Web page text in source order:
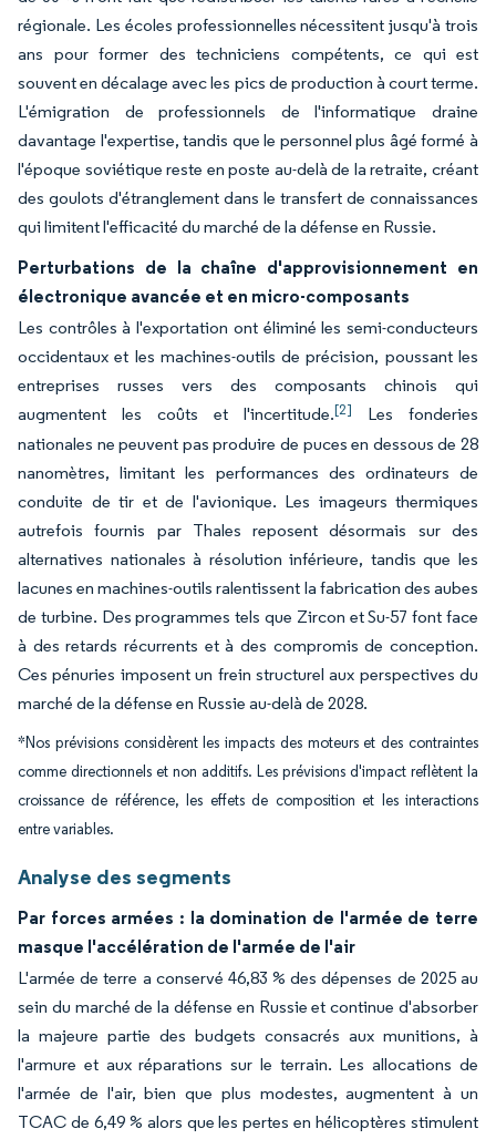
régionale. Les écoles professionnelles nécessitent jusqu'à trois
ans pour former des techniciens compétents, ce qui est
souvent en décalage avec les pics de production à court terme.
L'émigration de professionnels de l'informatique draine
davantage l'expertise, tandis que le personnel plus âgé formé à
l'époque soviétique reste en poste au-delà de la retraite, créant
des goulots d'étranglement dans le transfert de connaissances
qui limitent l'efficacité du marché de la défense en Russie.
Perturbations de la chaîne d'approvisionnement en
électronique avancée et en micro-composants
Les contrôles à l'exportation ont éliminé les semi-conducteurs
occidentaux et les machines-outils de précision, poussant les
entreprises russes vers des composants chinois qui
augmentent les coûts et l'incertitude.[2]
Les fonderies
nationales ne peuvent pas produire de puces en dessous de 28
nanomètres, limitant les performances des ordinateurs de
conduite de tir et de l'avionique. Les imageurs thermiques
autrefois fournis par Thales reposent désormais sur des
alternatives nationales à résolution inférieure, tandis que les
lacunes en machines-outils ralentissent la fabrication des aubes
de turbine. Des programmes tels que Zircon et Su-57 font face
à des retards récurrents et à des compromis de conception.
Ces pénuries imposent un frein structurel aux perspectives du
marché de la défense en Russie au-delà de 2028.
*Nos prévisions considèrent les impacts des moteurs et des contraintes
comme directionnels et non additifs. Les prévisions d'impact reflètent la
croissance de référence, les effets de composition et les interactions
entre variables.
Analyse des segments
Par forces armées : la domination de l'armée de terre
masque l'accélération de l'armée de l'air
L'armée de terre a conservé 46,83 % des dépenses de 2025 au
sein du marché de la défense en Russie et continue d'absorber
la majeure partie des budgets consacrés aux munitions, à
l'armure et aux réparations sur le terrain. Les allocations de
l'armée de l'air, bien que plus modestes, augmentent à un
TCAC de 6,49 % alors que les pertes en hélicoptères stimulent